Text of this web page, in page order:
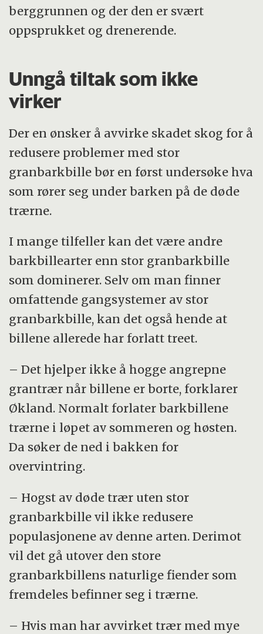
berggrunnen og der den er svært
oppsprukket og drenerende.
Unngå tiltak som ikke
virker
Der en ønsker å avvirke skadet skog for å
redusere problemer med stor
granbarkbille bør en først undersøke hva
som rører seg under barken på de døde
trærne.
I mange tilfeller kan det være andre
barkbillearter enn stor granbarkbille
som dominerer. Selv om man finner
omfattende gangsystemer av stor
granbarkbille, kan det også hende at
billene allerede har forlatt treet.
– Det hjelper ikke å hogge angrepne
grantrær når billene er borte, forklarer
Økland. Normalt forlater barkbillene
trærne i løpet av sommeren og høsten.
Da søker de ned i bakken for
overvintring.
– Hogst av døde trær uten stor
granbarkbille vil ikke redusere
populasjonene av denne arten. Derimot
vil det gå utover den store
granbarkbillens naturlige fiender som
fremdeles befinner seg i trærne.
– Hvis man har avvirket trær med mye